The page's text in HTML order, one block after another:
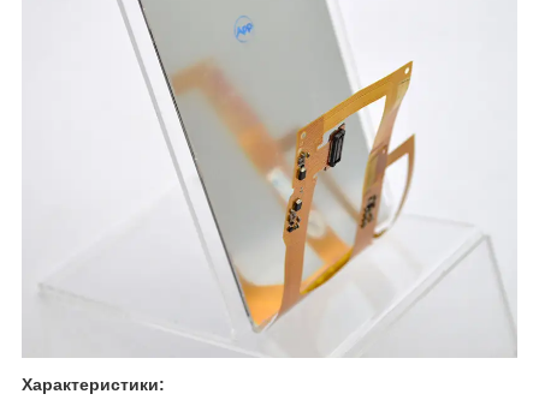
Характеристики: